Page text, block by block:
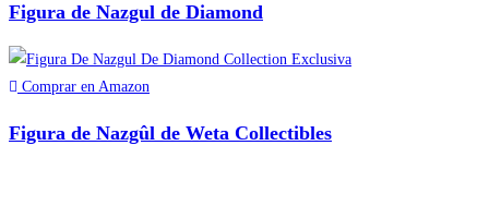
Figura de Nazgul de Diamond
Comprar en Amazon
Figura de Nazgûl de Weta Collectibles